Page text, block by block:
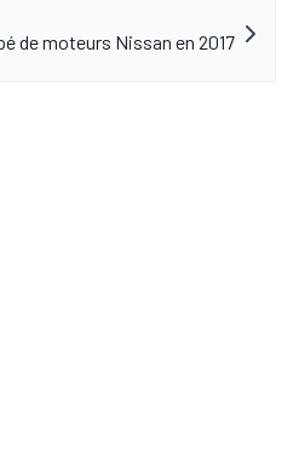
de moteurs Nissan en 2017